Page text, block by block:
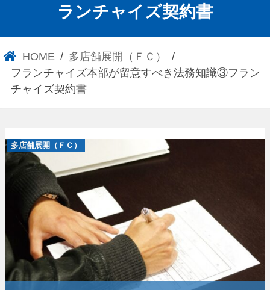
ランチャイズ契約書
HOME
多店舗展開（ＦＣ）
フランチャイズ本部が留意すべき法務知識③フラン
チャイズ契約書
多店舗展開（ＦＣ）